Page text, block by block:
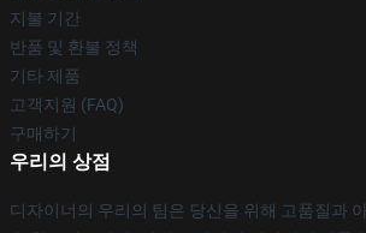
지불 기간
반품 및 환불 정책
기타 제품
고객지원 (FAQ)
구매하기
우리의 상점
디자이너의 우리의 팀은 당신을 위해 고품질과